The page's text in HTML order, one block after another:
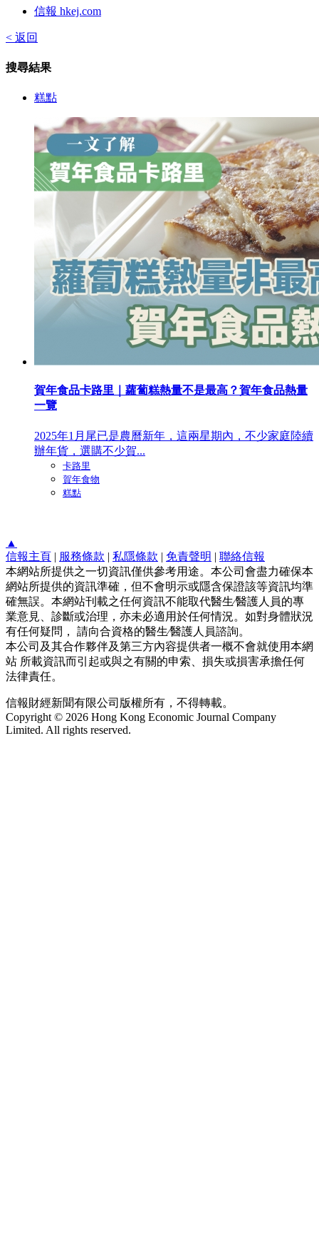
信報 hkej.com
< 返回
搜尋結果
糕點
賀年食品卡路里｜蘿蔔糕熱量不是最高？賀年食品熱量
一覽
2025年1月尾已是農曆新年，這兩星期內，不少家庭陸續
辦年貨，選購不少賀...
卡路里
賀年食物
糕點
▲
信報主頁 | 服務條款 | 私隱條款 | 免責聲明 | 聯絡信報
本網站所提供之一切資訊僅供參考用途。本公司會盡力確保本
網站所提供的資訊準確，但不會明示或隱含保證該等資訊均準
確無誤。本網站刊載之任何資訊不能取代醫生∕醫護人員的專
業意見、診斷或治理，亦未必適用於任何情況。如對身體狀況
有任何疑問， 請向合資格的醫生∕醫護人員諮詢。
本公司及其合作夥伴及第三方內容提供者一概不會就使用本網
站 所載資訊而引起或與之有關的申索、損失或損害承擔任何
法律責任。
信報財經新聞有限公司版權所有，不得轉載。
Copyright © 2026 Hong Kong Economic Journal Company
Limited. All rights reserved.